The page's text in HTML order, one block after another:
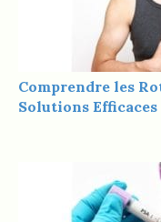
Comprendre les
Solutions Efficaces